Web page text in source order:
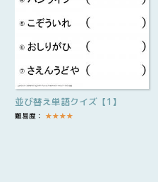
並び替え単語クイズ【1】
難易度： ★★★★